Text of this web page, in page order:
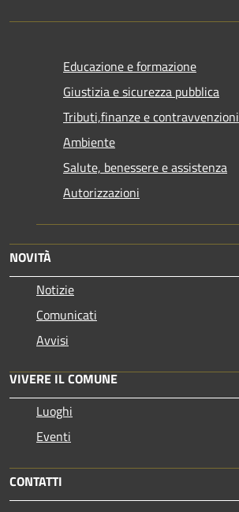
Educazione e formazione
Giustizia e sicurezza pubblica
Tributi,finanze e contravvenzioni
Ambiente
Salute, benessere e assistenza
Autorizzazioni
NOVITÀ
Notizie
Comunicati
Avvisi
VIVERE IL COMUNE
Luoghi
Eventi
CONTATTI